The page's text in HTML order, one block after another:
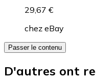
29,67 €
chez eBay
Passer le contenu
D'autres ont